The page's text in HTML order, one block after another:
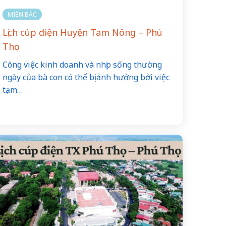
MIỀN BẮC
Lịch cúp điện Huyện Tam Nông – Phú
Thọ
Công việc kinh doanh và nhịp sống thường
ngày của bà con có thể bị ảnh hưởng bởi việc
tạm…